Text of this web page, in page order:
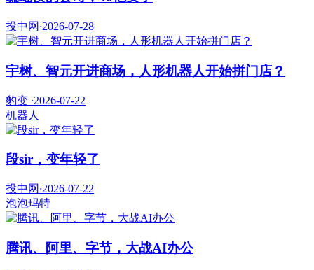
投中网 ·2026-07-28
宇树、智元开进商场，人形机器人开始拼门店？
豹变 ·2026-07-22
机器人
段sir，变年轻了
投中网 ·2026-07-22
泡泡玛特
腾讯、阿里、字节，大战AI办公